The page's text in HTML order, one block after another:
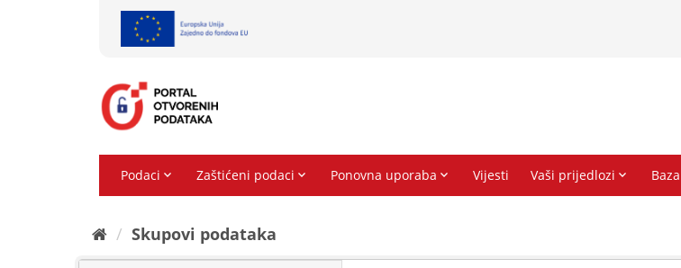
Skupovi podаtаkа